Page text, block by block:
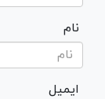
نام
ایمیل